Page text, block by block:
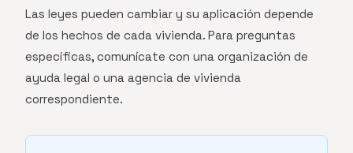
Las leyes pueden cambiar y su aplicación depende
de los hechos de cada vivienda. Para preguntas
específicas, comunícate con una organización de
ayuda legal o una agencia de vivienda
correspondiente.